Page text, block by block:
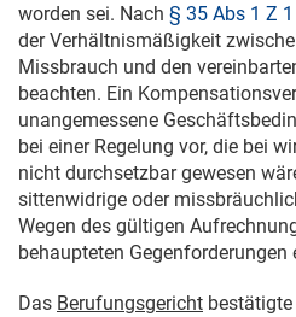
worden sei. Nach § 35 Abs 1 Z
der Verhältnismäßigkeit
Missbrauch und den
beachten. Ein
unangemessene
bei einer Regelung vor, die bei
nicht durchsetzbar gewesen
sittenwidrige oder
Wegen des gültigen
behaupteten Gegenforderungen
Das Berufungsgericht